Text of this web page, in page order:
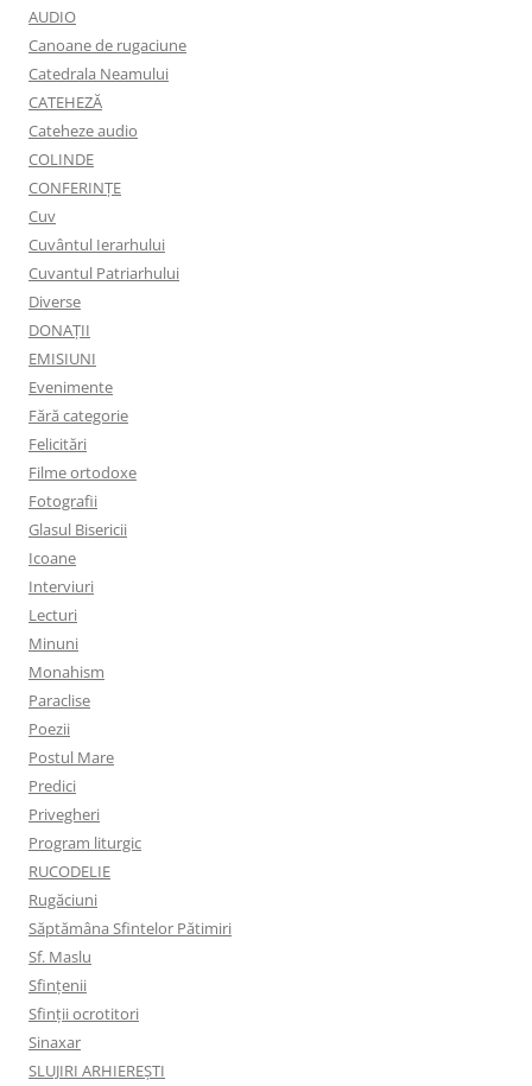
AUDIO
Canoane de rugaciune
Catedrala Neamului
CATEHEZĂ
Cateheze audio
COLINDE
CONFERINȚE
Cuv
Cuvântul Ierarhului
Cuvantul Patriarhului
Diverse
DONAȚII
EMISIUNI
Evenimente
Fără categorie
Felicitări
Filme ortodoxe
Fotografii
Glasul Bisericii
Icoane
Interviuri
Lecturi
Minuni
Monahism
Paraclise
Poezii
Postul Mare
Predici
Privegheri
Program liturgic
RUCODELIE
Rugăciuni
Săptămâna Sfintelor Pătimiri
Sf. Maslu
Sfințenii
Sfinții ocrotitori
Sinaxar
SLUJIRI ARHIEREȘTI